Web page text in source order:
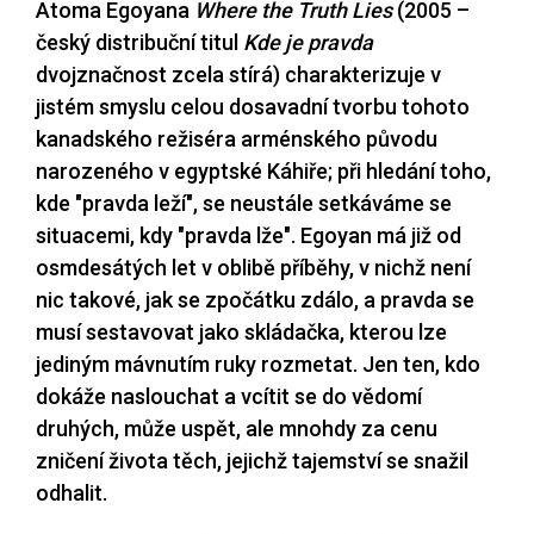
Atoma Egoyana Where the Truth Lies(2005 –
český distribuční titul Kde je pravda
dvojznačnost zcela stírá) charakterizuje v
jistém smyslu celou dosavadní tvorbu tohoto
kanadského režiséra arménského původu
narozeného v egyptské Káhiře; při hledání toho,
kde "pravda leží", se neustále setkáváme se
situacemi, kdy "pravda lže". Egoyan má již od
osmdesátých let v oblibě příběhy, v nichž není
nic takové, jak se zpočátku zdálo, a pravda se
musí sestavovat jako skládačka, kterou lze
jediným mávnutím ruky rozmetat. Jen ten, kdo
dokáže naslouchat a vcítit se do vědomí
druhých, může uspět, ale mnohdy za cenu
zničení života těch, jejichž tajemství se snažil
odhalit.